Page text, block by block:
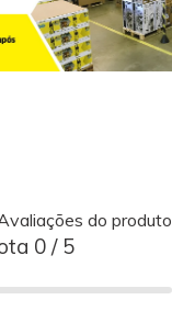
do produto
0 / 5